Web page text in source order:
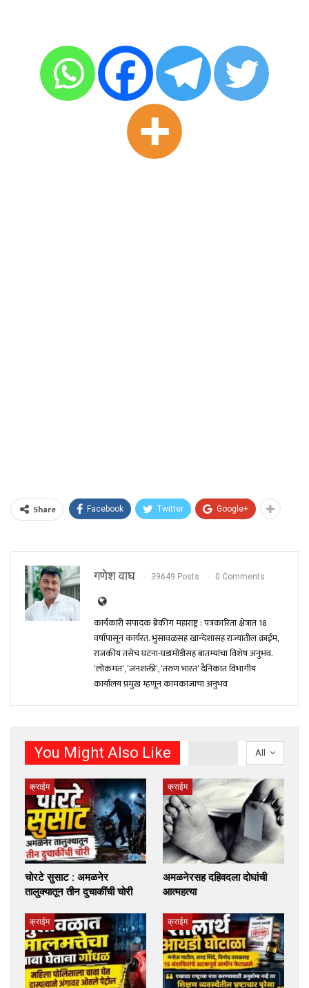
Share Facebook Twitter Google+
गणेश वाघ 39649 Posts 0 Comments
कार्यकारी संपादक ब्रेकींग महाराष्ट्र : पत्रकारिता क्षेत्रात 18
वर्षांपासून कार्यरत. भुसावळसह खान्देशासह राज्यातील क्राईम,
राजकीय तसेच घटना-घडामोंडीसह बातम्यांचा विशेष अनुभव.
‘लोकमत’, ‘जनशक्ती’, ‘तरुण भारत’ दैनिकात विभागीय
कार्यालय प्रमुख म्हणून कामकाजाचा अनुभव
All
You Might Also Like
क्राईम
चोरटे सुसाट : अमळनेर
तालुक्यातून तीन दुचाकींची चोरी
क्राईम
अमळनेरसह दहिवदला दोघांची
आत्महत्या
क्राईम क्राईम